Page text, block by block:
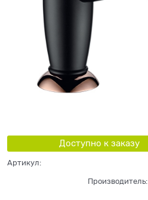
Доступно к заказу
Артикул:
Производитель: